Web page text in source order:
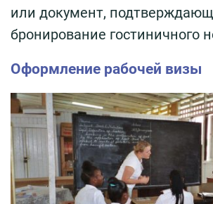
или документ,
бронирование гостиничного
Оформление рабочей визы